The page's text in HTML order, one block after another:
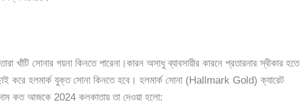
সোনার গয়না কিনতে পারেনা।কারন অসাধু ব্যাবসায়ীর কারনে প্রতারনার স্বীকার হতে
করে হলমার্ক যুক্ত সোনা কিনতে হবে। হলমার্ক সোনা (Hallmark Gold) ক্যারেট
দাম কত আজকে 2024 কলকাতায় তা দেওয়া হলো: